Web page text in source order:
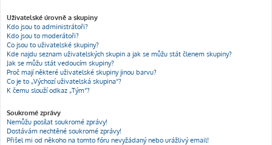
Uživatelské úrovně a skupiny
Kdo jsou to administrátoři?
Kdo jsou to moderátoři?
Co jsou to uživatelské skupiny?
Kde najdu seznam uživatelských skupin a jak se můžu stát členem skupiny?
Jak se můžu stát vedoucím skupiny?
Proč mají některé uživatelské skupiny jinou barvu?
Co je to „Výchozí uživatelská skupina“?
K čemu slouží odkaz „Tým“?
Soukromé zprávy
Nemůžu posílat soukromé zprávy!
Dostávám nechtěné soukromé zprávy!
Přišel mi od někoho na tomto fóru nevyžádaný nebo urážlivý email!